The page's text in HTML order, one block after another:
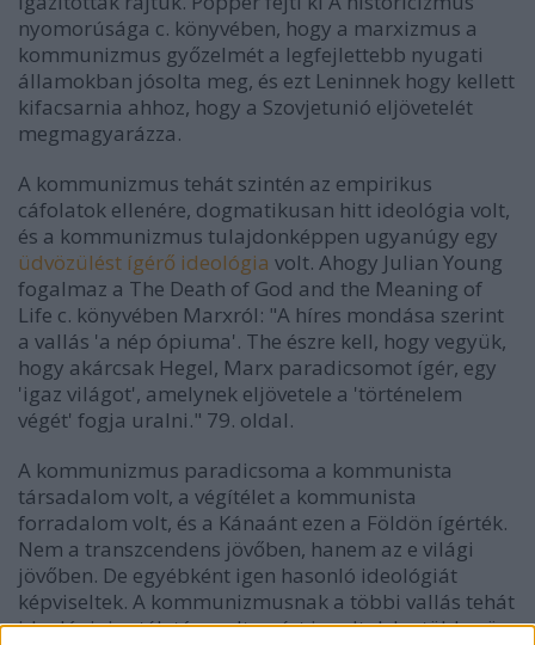
nyomorúsága c. könyvében, hogy a marxizmus a
kommunizmus győzelmét a legfejlettebb nyugati
államokban jósolta meg, és ezt Leninnek hogy kellett
kifacsarnia ahhoz, hogy a Szovjetunió eljövetelét
megmagyarázza.
A kommunizmus tehát szintén az empirikus
cáfolatok ellenére, dogmatikusan hitt ideológia volt,
és a kommunizmus tulajdonképpen ugyanúgy egy
üdvözülést ígérő ideológia volt. Ahogy Julian Young
fogalmaz a The Death of God and the Meaning of
Life c. könyvében Marxról: "A híres mondása szerint
a vallás 'a nép ópiuma'. The észre kell, hogy vegyük,
hogy akárcsak Hegel, Marx paradicsomot ígér, egy
'igaz világot', amelynek eljövetele a 'történelem
végét' fogja uralni." 79. oldal.
A kommunizmus paradicsoma a kommunista
társadalom volt, a végítélet a kommunista
forradalom volt, és a Kánaánt ezen a Földön ígérték.
Nem a transzcendens jövőben, hanem az e világi
jövőben. De egyébként igen hasonló ideológiát
képviseltek. A kommunizmusnak a többi vallás tehát
ideológiai vetélytárs volt, ezért is voltak legtöbbször